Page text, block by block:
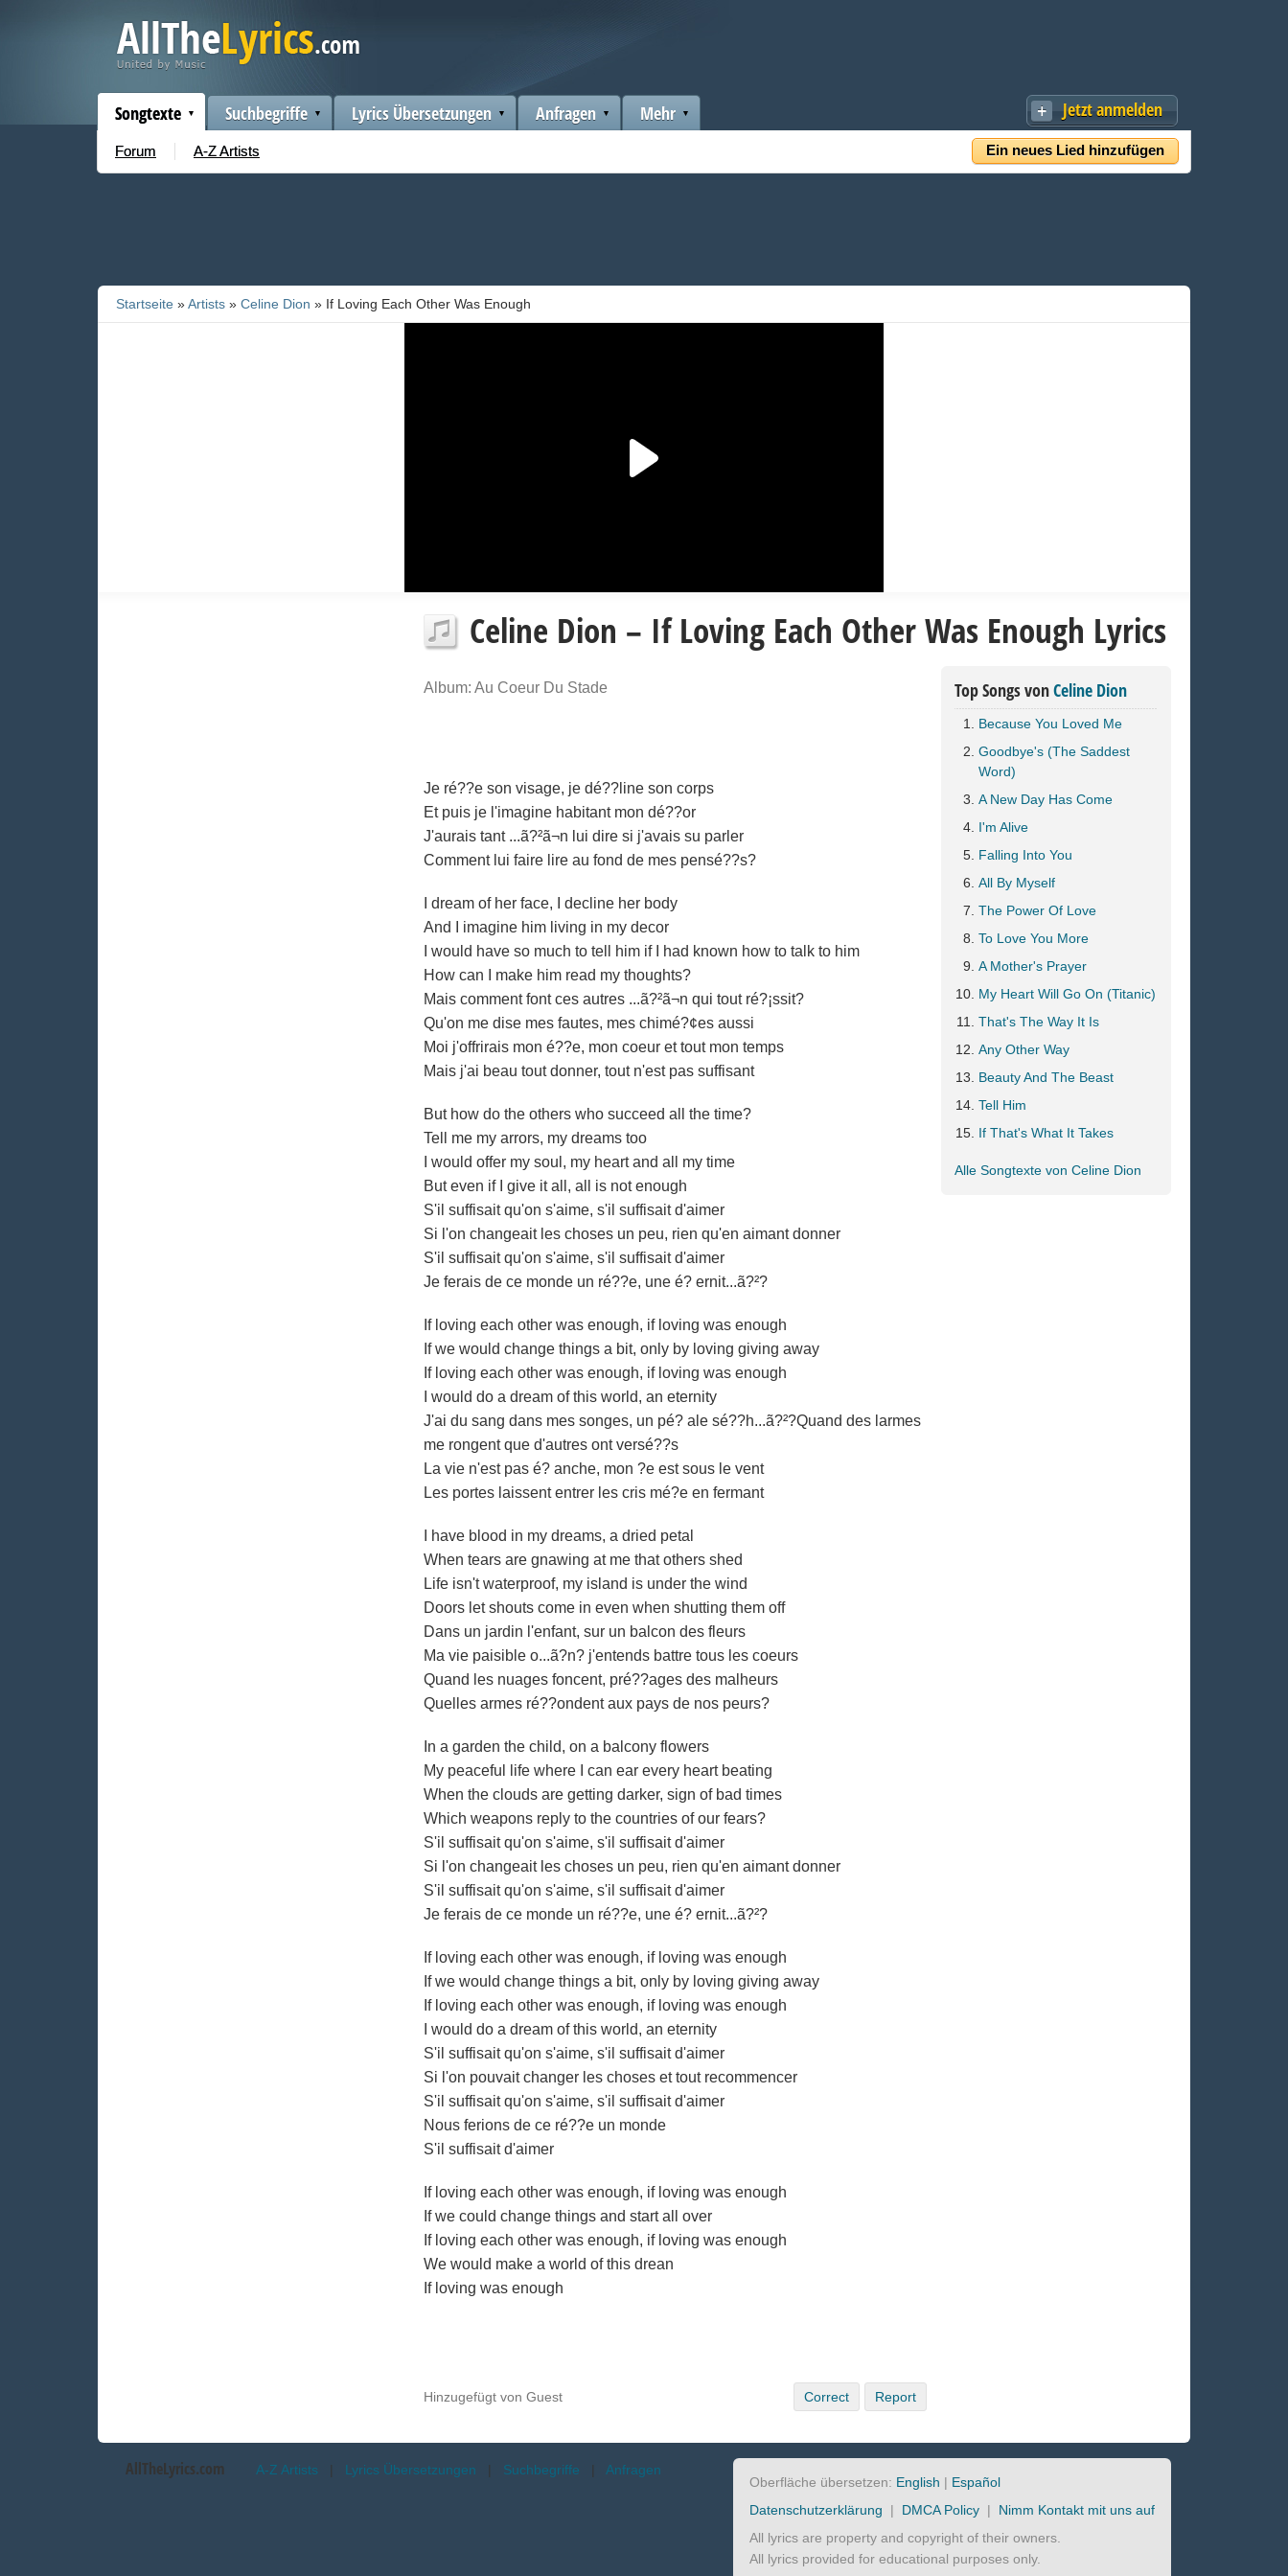
Jetzt anmelden
Ein neues Lied hinzufügen
Songtexte
Forum A-Z Artists
Suchbegriffe Lyrics Übersetzungen Anfragen Mehr
Startseite »Artists » Celine Dion » If Loving Each Other Was Enough
Celine Dion – If Loving Each Other Was Enough Lyrics
Album: Au Coeur Du Stade
Je ré??e son visage, je dé??line son corps
Et puis je l'imagine habitant mon dé??or
J'aurais tant ...ã?²ã¬n lui dire si j'avais su parler
Comment lui faire lire au fond de mes pensé??s?
I dream of her face, I decline her body
And I imagine him living in my decor
I would have so much to tell him if I had known how to talk to him
How can I make him read my thoughts?
Mais comment font ces autres ...ã?²ã¬n qui tout ré?¡ssit?
Qu'on me dise mes fautes, mes chimé?¢es aussi
Moi j'offrirais mon é??e, mon coeur et tout mon temps
Mais j'ai beau tout donner, tout n'est pas suffisant
But how do the others who succeed all the time?
Tell me my arrors, my dreams too
I would offer my soul, my heart and all my time
But even if I give it all, all is not enough
S'il suffisait qu'on s'aime, s'il suffisait d'aimer
Si l'on changeait les choses un peu, rien qu'en aimant donner
S'il suffisait qu'on s'aime, s'il suffisait d'aimer
Je ferais de ce monde un ré??e, une é? ernit...ã?²?
If loving each other was enough, if loving was enough
If we would change things a bit, only by loving giving away
If loving each other was enough, if loving was enough
I would do a dream of this world, an eternity
J'ai du sang dans mes songes, un pé? ale sé??h...ã?²?Quand des larmes
me rongent que d'autres ont versé??s
La vie n'est pas é? anche, mon ?e est sous le vent
Les portes laissent entrer les cris mé?­e en fermant
I have blood in my dreams, a dried petal
When tears are gnawing at me that others shed
Life isn't waterproof, my island is under the wind
Doors let shouts come in even when shutting them off
Dans un jardin l'enfant, sur un balcon des fleurs
Ma vie paisible o...ã?n? j'entends battre tous les coeurs
Quand les nuages foncent, pré??ages des malheurs
Quelles armes ré??ondent aux pays de nos peurs?
In a garden the child, on a balcony flowers
My peaceful life where I can ear every heart beating
When the clouds are getting darker, sign of bad times
Which weapons reply to the countries of our fears?
S'il suffisait qu'on s'aime, s'il suffisait d'aimer
Si l'on changeait les choses un peu, rien qu'en aimant donner
S'il suffisait qu'on s'aime, s'il suffisait d'aimer
Je ferais de ce monde un ré??e, une é? ernit...ã?²?
If loving each other was enough, if loving was enough
If we would change things a bit, only by loving giving away
If loving each other was enough, if loving was enough
I would do a dream of this world, an eternity
S'il suffisait qu'on s'aime, s'il suffisait d'aimer
Si l'on pouvait changer les choses et tout recommencer
S'il suffisait qu'on s'aime, s'il suffisait d'aimer
Nous ferions de ce ré??e un monde
S'il suffisait d'aimer
If loving each other was enough, if loving was enough
If we could change things and start all over
If loving each other was enough, if loving was enough
We would make a world of this drean
If loving was enough
Hinzugefügt von Guest Correct Report
Top Songs vonCeline Dion
Because You Loved Me
Goodbye's (The Saddest
Word)
A New Day Has Come
I'm Alive
Falling Into You
All By Myself
The Power Of Love
To Love You More
A Mother's Prayer
My Heart Will Go On (Titanic)
That's The Way It Is
Any Other Way
Beauty And The Beast
Tell Him
If That's What It Takes
Alle Songtexte von Celine Dion
AllTheLyrics.com A-Z Artists | Lyrics Übersetzungen | Suchbegriffe | Anfragen
Oberfläche übersetzen: English | Español
Datenschutzerklärung | DMCA Policy | Nimm Kontakt mit uns auf
All lyrics are property and copyright of their owners.
All lyrics provided for educational purposes only.